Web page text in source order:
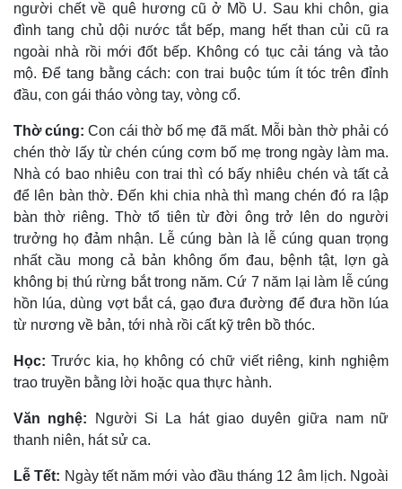
người chết về quê hương cũ ở Mồ U. Sau khi chôn, gia
đình tang chủ dội nước tắt bếp, mang hết than củi cũ ra
ngoài nhà rồi mới đốt bếp. Không có tục cải táng và tảo
mộ. Ðể tang bằng cách: con trai buộc túm ít tóc trên đỉnh
đầu, con gái tháo vòng tay, vòng cổ.
Thờ cúng:Con cái thờ bố mẹ đã mất. Mỗi bàn thờ phải có
chén thờ lấy từ chén cúng cơm bố mẹ trong ngày làm ma.
Nhà có bao nhiêu con trai thì có bấy nhiêu chén và tất cả
để lên bàn thờ. Ðến khi chia nhà thì mang chén đó ra lập
bàn thờ riêng. Thờ tổ tiên từ đời ông trở lên do người
trưởng họ đảm nhận. Lễ cúng bàn là lễ cúng quan trọng
nhất cầu mong cả bản không ốm đau, bệnh tật, lợn gà
không bị thú rừng bắt trong năm. Cứ 7 năm lại làm lễ cúng
hồn lúa, dùng vợt bắt cá, gạo đưa đường để đưa hồn lúa
từ nương về bản, tới nhà rồi cất kỹ trên bồ thóc.
Học: Trước kia, họ không có chữ viết riêng, kinh nghiệm
trao truyền bằng lời hoặc qua thực hành.
Văn nghệ: Người Si La hát giao duyên giữa nam nữ
thanh niên, hát sử ca.
Lễ Tết: Ngày tết năm mới vào đầu tháng 12 âm lịch. Ngoài